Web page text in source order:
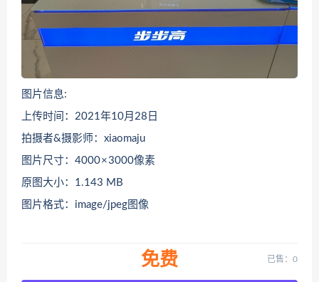
图片信息:
上传时间：2021年10月28日
拍摄者&摄影师：xiaomaju
图片尺寸：4000 × 3000像素
原图大小：1.143 MB
图片格式：image/jpeg图像
免费 已售：0